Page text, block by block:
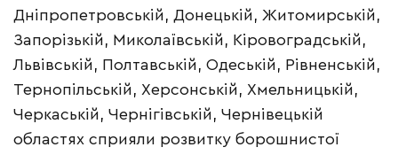
Дніпропетровській, Донецькій, Житомирській,
Запорізькій, Миколаївській, Кіровоградській,
Львівській, Полтавській, Одеській, Рівненській,
Тернопільській, Херсонській, Хмельницькій,
Черкаській, Чернігівській, Чернівецькій
областях сприяли розвитку борошнистої